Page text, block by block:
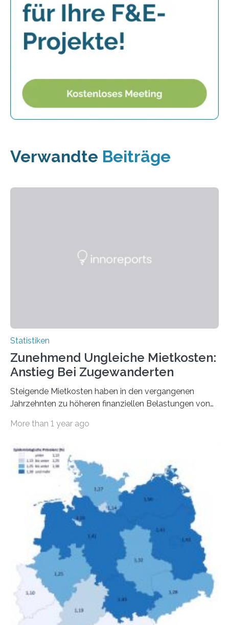
Verwandte Beiträge
Statistiken
Zunehmend Ungleiche Mietkosten:
Anstieg Bei Zugewanderten
Steigende Mietkosten haben in den vergangenen
Jahrzehnten zu höheren finanziellen Belastungen von
Bundesinstitut für Bevölkerungsforschung (BiB)
gesamten Einkommen zwischen 1990 und 2020 für
unterschiedliche Einkommensgruppen sowie für in
Deutschland geborene Menschen und Zugewanderte
verändert hat. Das Ergebnis: Während Personen mit
hohen Einkommen (oberstes Quintil der Verteilung der
Nettoäquivalenzeinkommen) nur einen moderaten
Anstieg des Mietanteils am Gesamteinkommen
hinnehmen mussten, nahm die Belastung bei
Menschen mit…
More than 1 year ago